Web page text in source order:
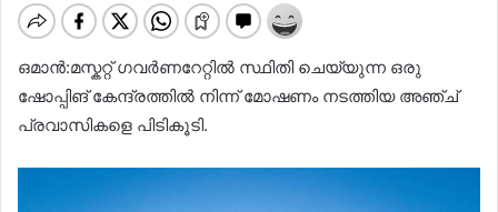
ഒമാൻ:മസ്കറ്റ് ഗവർണറേറ്റില്‍ സ്ഥിതി ചെയ്യുന്ന ഒരു
ഷോപ്പിങ് കേന്ദ്രത്തില്‍ നിന്ന് മോഷണം നടത്തിയ അഞ്ച്
പ്രവാസികളെ പിടികൂടി.